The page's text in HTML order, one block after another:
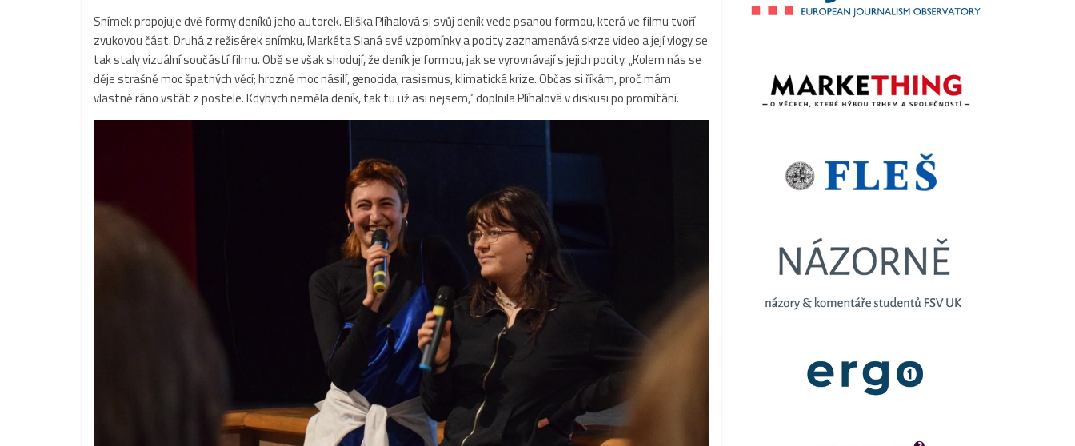
Snímek propojuje dvě formy deníků jeho autorek. Eliška Plíhalová si svůj deník vede psanou formou, která ve filmu tvoří
zvukovou část. Druhá z režisérek snímku, Markéta Slaná své vzpomínky a pocity zaznamenává skrze video a její vlogy se
tak staly vizuální součástí filmu. Obě se však shodují, že deník je formou, jak se vyrovnávají s jejich pocity. „Kolem nás se
děje strašně moc špatných věcí; hrozně moc násilí, genocida, rasismus, klimatická krize. Občas si říkám, proč mám
vlastně ráno vstát z postele. Kdybych neměla deník, tak tu už asi nejsem,“ doplnila Plíhalová v diskusi po promítání.